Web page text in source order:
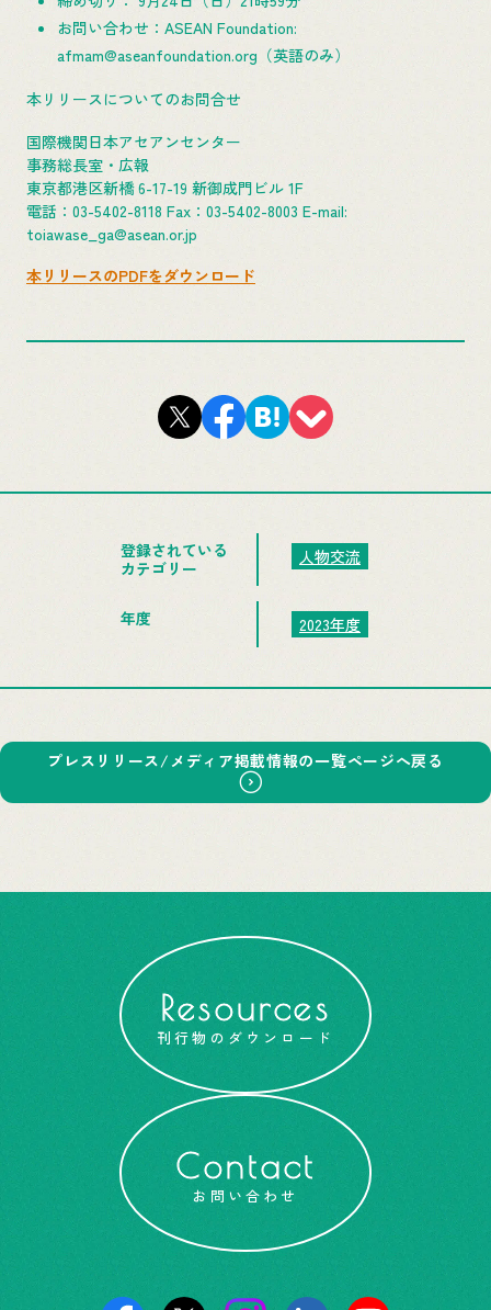
お問い合わせ：ASEAN Foundation:
afmam@aseanfoundation.org（英語のみ）
本リリースについてのお問合せ
国際機関日本アセアンセンター
事務総長室・広報
東京都港区新橋 6-17-19 新御成門ビル 1F
電話：03-5402-8118 Fax：03-5402-8003 E-mail:
toiawase_ga@asean.or.jp
本リリースのPDFをダウンロード
登録されている
カテゴリー
人物交流
年度 2023年度
プレスリリース/メディア掲載情報の一覧ページへ戻る
Resources
刊行物のダウンロード
Contact
お問い合わせ